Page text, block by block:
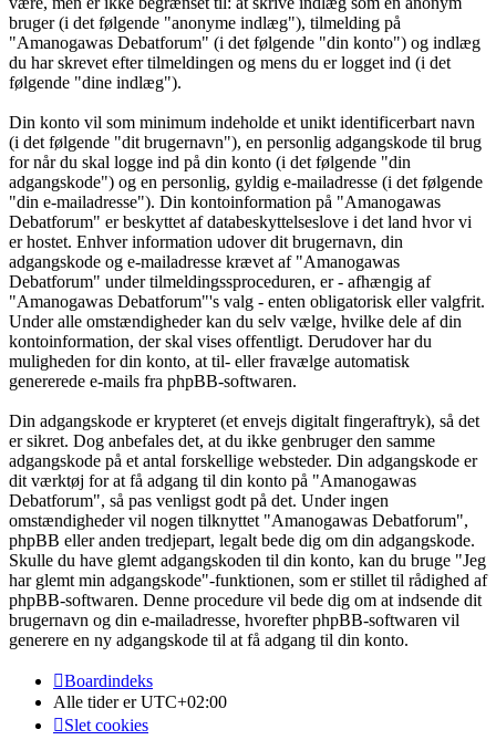
bruger (i det følgende "anonyme indlæg"), tilmelding på
"Amanogawas Debatforum" (i det følgende "din konto") og indlæg
du har skrevet efter tilmeldingen og mens du er logget ind (i det
følgende "dine indlæg").
Din konto vil som minimum indeholde et unikt identificerbart navn
(i det følgende "dit brugernavn"), en personlig adgangskode til brug
for når du skal logge ind på din konto (i det følgende "din
adgangskode") og en personlig, gyldig e-mailadresse (i det følgende
"din e-mailadresse"). Din kontoinformation på "Amanogawas
Debatforum" er beskyttet af databeskyttelseslove i det land hvor vi
er hostet. Enhver information udover dit brugernavn, din
adgangskode og e-mailadresse krævet af "Amanogawas
Debatforum" under tilmeldingssproceduren, er - afhængig af
"Amanogawas Debatforum"'s valg - enten obligatorisk eller valgfrit.
Under alle omstændigheder kan du selv vælge, hvilke dele af din
kontoinformation, der skal vises offentligt. Derudover har du
muligheden for din konto, at til- eller fravælge automatisk
genererede e-mails fra phpBB-softwaren.
Din adgangskode er krypteret (et envejs digitalt fingeraftryk), så det
er sikret. Dog anbefales det, at du ikke genbruger den samme
adgangskode på et antal forskellige websteder. Din adgangskode er
dit værktøj for at få adgang til din konto på "Amanogawas
Debatforum", så pas venligst godt på det. Under ingen
omstændigheder vil nogen tilknyttet "Amanogawas Debatforum",
phpBB eller anden tredjepart, legalt bede dig om din adgangskode.
Skulle du have glemt adgangskoden til din konto, kan du bruge "Jeg
har glemt min adgangskode"-funktionen, som er stillet til rådighed af
phpBB-softwaren. Denne procedure vil bede dig om at indsende dit
brugernavn og din e-mailadresse, hvorefter phpBB-softwaren vil
generere en ny adgangskode til at få adgang til din konto.
Boardindeks
Alle tider erUTC+02:00
Slet cookies